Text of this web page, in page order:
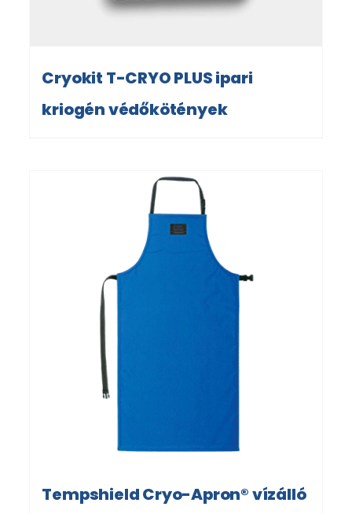
Cryokit T-CRYO PLUS ipari
kriogén védőkötények
Tempshield Cryo-Apron® vízálló